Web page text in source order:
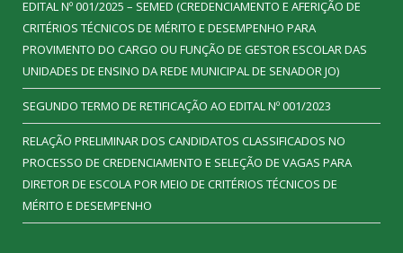
EDITAL Nº 001/2025 – SEMED (CREDENCIAMENTO E AFERIÇÃO DE
CRITÉRIOS TÉCNICOS DE MÉRITO E DESEMPENHO PARA
PROVIMENTO DO CARGO OU FUNÇÃO DE GESTOR ESCOLAR DAS
UNIDADES DE ENSINO DA REDE MUNICIPAL DE SENADOR JO)
SEGUNDO TERMO DE RETIFICAÇÃO AO EDITAL Nº 001/2023
RELAÇÃO PRELIMINAR DOS CANDIDATOS CLASSIFICADOS NO
PROCESSO DE CREDENCIAMENTO E SELEÇÃO DE VAGAS PARA
DIRETOR DE ESCOLA POR MEIO DE CRITÉRIOS TÉCNICOS DE
MÉRITO E DESEMPENHO